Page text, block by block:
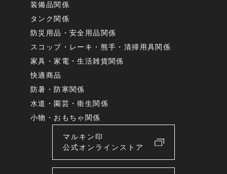
装備品関係
タンク関係
防災用品・安全用品関係
スコップ・レーキ・熊手・清掃用具関係
家具・家電・生活雑貨関係
快適商品
防暑・防寒関係
水道・園芸・衛生関係
小物・おもちゃ関係
マルキン印
公式オンラインストア